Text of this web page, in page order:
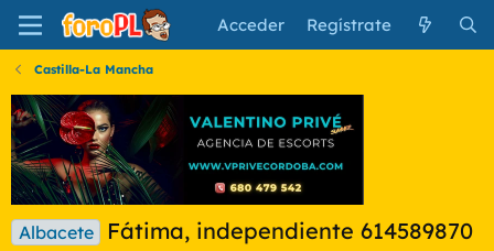
Acceder Regístrate
Castilla-La Mancha
Albacete Fátima, independiente 614589870